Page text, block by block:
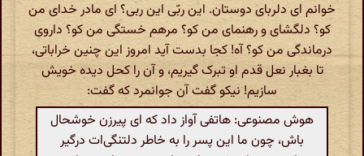
خوانم ای دلربای دوستان. این ربّی این ربی؟ ای مادر خدای من
کو؟ دلگشای و رهنمای من کو؟ مرهم خستگی من کو؟ داروی
درماندگی من کو؟ آه! کجا بدست آید امروز این چنین خراباتی،
تا بغبار نعل قدم او تبرک گیریم، و آن را کحل دیده خویش
سازیم! نیکو گفت آن جوانمرد که گفت:
هوش مصنوعی: هاتفی آواز داد که ای پیرزن خوشحال
باش، چون ما این پسر را به خاطر دلتنگی‌ات درگیر